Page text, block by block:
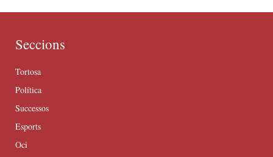
Seccions
Tortosa
Política
Successos
Esports
Oci